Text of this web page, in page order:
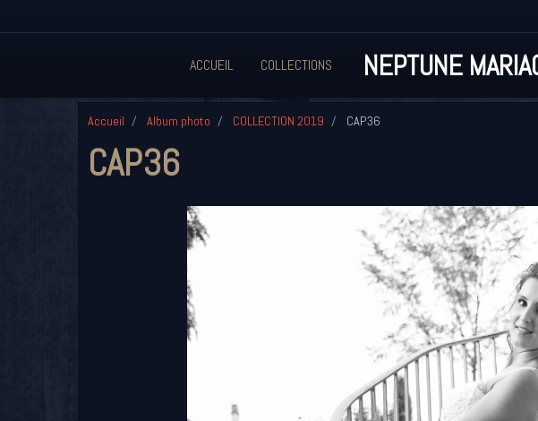
ACCUEIL COLLECTIONS NEPTUNE
Accueil Album photo COLLECTION 2019 CAP36
CAP36